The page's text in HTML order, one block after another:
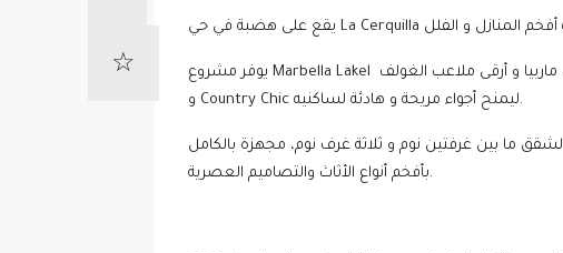
و Country Chic ليمنح أجواء مريحة و هادئة لساكنيه.
ما بين غرفتين نوم و ثلاثة غرف نوم، مجهزة بالكامل
بأفخم أنواع الأثاث والتصاميم العصرية.